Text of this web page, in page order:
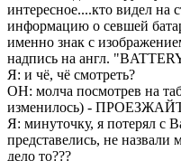
интересное....кто видел на
информацию о севшей
именно знак с
надпись на англ.
Я: и чё, чё смотреть?
ОН: молча посмотрев на
изменилось) -
Я: минуточку, я потерял с
представелись, не
дело то???